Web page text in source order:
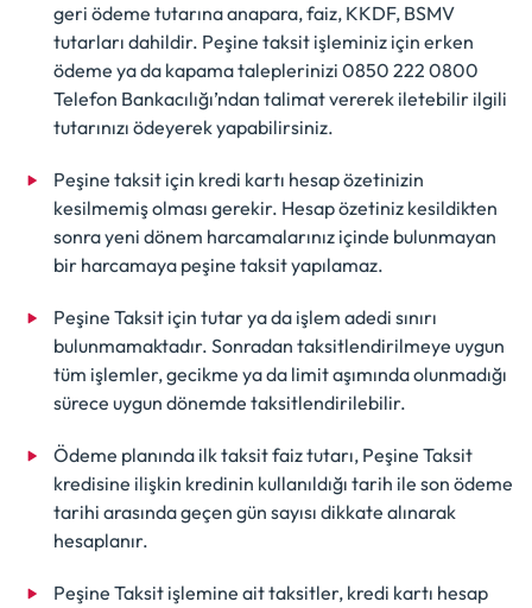
geri ödeme tutarına anapara, faiz, KKDF, BSMV
tutarları dahildir. Peşine taksit işleminiz için erken
ödeme ya da kapama taleplerinizi 0850 222 0800
Telefon Bankacılığı’ndan talimat vererek iletebilir ilgili
tutarınızı ödeyerek yapabilirsiniz.
Peşine taksit için kredi kartı hesap özetinizin
kesilmemiş olması gerekir. Hesap özetiniz kesildikten
sonra yeni dönem harcamalarınız içinde bulunmayan
bir harcamaya peşine taksit yapılamaz.
Peşine Taksit için tutar ya da işlem adedi sınırı
bulunmamaktadır. Sonradan taksitlendirilmeye uygun
tüm işlemler, gecikme ya da limit aşımında olunmadığı
sürece uygun dönemde taksitlendirilebilir.
Ödeme planında ilk taksit faiz tutarı, Peşine Taksit
kredisine ilişkin kredinin kullanıldığı tarih ile son ödeme
tarihi arasında geçen gün sayısı dikkate alınarak
hesaplanır.
Peşine Taksit işlemine ait taksitler, kredi kartı hesap